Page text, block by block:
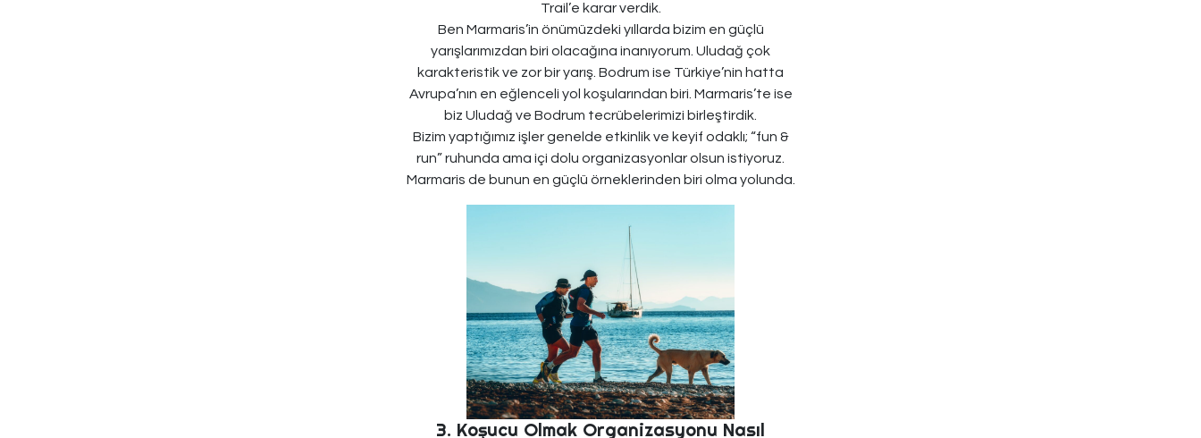
Trail’e karar verdik.
Ben Marmaris’in önümüzdeki yıllarda bizim en güçlü
yarışlarımızdan biri olacağına inanıyorum. Uludağ çok
karakteristik ve zor bir yarış. Bodrum ise Türkiye’nin hatta
Avrupa’nın en eğlenceli yol koşularından biri. Marmaris’te ise
biz Uludağ ve Bodrum tecrübelerimizi birleştirdik.
Bizim yaptığımız işler genelde etkinlik ve keyif odaklı; “fun &
run” ruhunda ama içi dolu organizasyonlar olsun istiyoruz.
Marmaris de bunun en güçlü örneklerinden biri olma yolunda.
3. Koşucu Olmak Organizasyonu Nasıl